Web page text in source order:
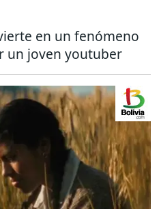
en un fenómeno
un joven youtuber